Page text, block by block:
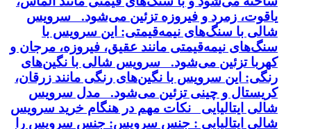
یاقوت، زمرد و فیروزه تزئین می‌شود. سرویس
شالی با سنگ‌های نیمه‌قیمتی: این سرویس با
سنگ‌های نیمه‌قیمتی مانند عقیق، فیروزه، مرجان و
کهربا تزئین می‌شود. سرویس شالی با نگین‌های
رنگی: این سرویس با نگین‌های رنگی مانند زرقان،
کریستال و چینی تزئین می‌شود. مدل سرویس
شالی ایتالیایی نکات مهم در هنگام خرید سرویس
شالی ایتالیایی : جنس سرویس: جنس سرویس را